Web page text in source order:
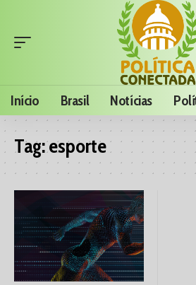
Início Brasil Notícias
Tag:esporte